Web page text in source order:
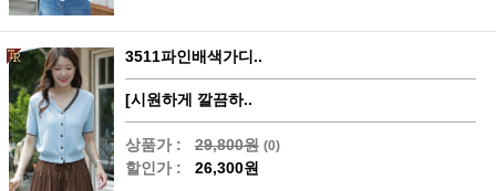
3511파인배색가디..
[시원하게 깔끔하..
상품가 : 29,800원 (0)
할인가 : 26,300원